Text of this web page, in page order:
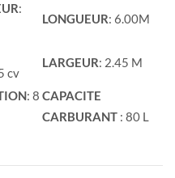
:
LONGUEUR: 6.00M
cv
LARGEUR: 2.45 M
: 8 CAPACITE
CARBURANT : 80 L